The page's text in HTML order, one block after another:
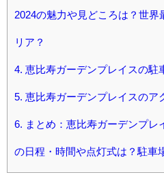
2024の魅力や見どころは？世
リア？
4. 恵比寿ガーデンプレイスの駐
5. 恵比寿ガーデンプレイスのア
6. まとめ：恵比寿ガーデンプレ
の日程・時間や点灯式は？駐車